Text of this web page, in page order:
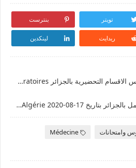
تويتر بنترست
ريدايت لينكدين
دروس وامتحانات المدارس الاقسام التحضيرية بالجزائر Cours et Examens des Classes et Ecoles Préparatoires
أخر عروض واعلانات العمل بالجزائر بتاريخ 17-08-2020 Offres et Annonces d’emplois en Algérie
Médecine